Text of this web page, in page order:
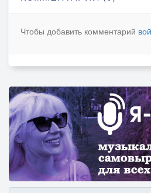
Продрогшие серые стены
Когда в меня камни метал,
И помню, как пахнет
Чтобы добавить комментарий